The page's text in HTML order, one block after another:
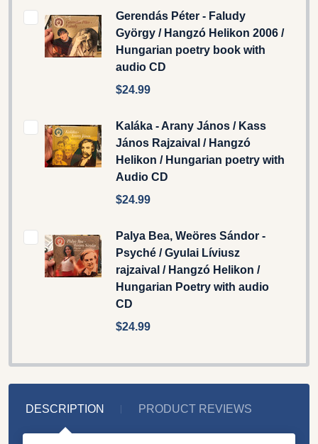
Gerendás Péter - Faludy
György / Hangzó Helikon 2006 /
Hungarian poetry book with
audio CD
$24.99
Kaláka - Arany János / Kass
János Rajzaival / Hangzó
Helikon / Hungarian poetry with
Audio CD
$24.99
Palya Bea, Weöres Sándor -
Psyché / Gyulai Líviusz
rajzaival / Hangzó Helikon /
Hungarian Poetry with audio
CD
$24.99
DESCRIPTION PRODUCT REVIEWS